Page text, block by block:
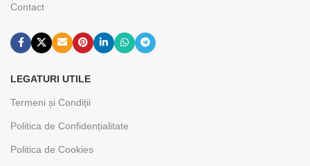
Contact
LEGATURI UTILE
Termeni și Condiții
Politica de Confidențialitate
Politica de Cookies